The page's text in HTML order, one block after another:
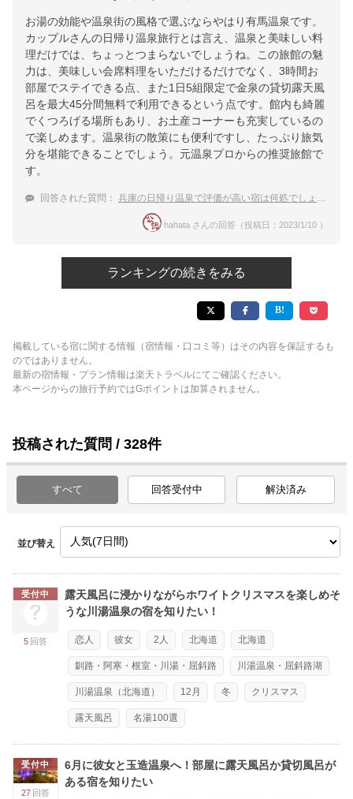
お湯の効能や温泉街の風格で選ぶならやはり有馬温泉です。
カップルさんの日帰り温泉旅行とは言え、温泉と美味しい料
理だけでは、ちょっとつまらないでしょうね。この旅館の魅
力は、美味しい会席料理をいただけるだけでなく、3時間お
部屋でステイできる点、また1日5組限定で金泉の貸切露天風
呂を最大45分間無料で利用できるという点です。館内も綺麗
でくつろげる場所もあり、お土産コーナーも充実しているの
で楽しめます。温泉街の散策にも便利ですし、たっぷり旅気
分を堪能できることでしょう。元温泉プロからの推奨旅館で
す。
回答された質問： 兵庫の日帰り温泉で評価が高い宿は何処でしょうか？
hahata さんの回答（投稿日：2023/1/10 ）
ランキングの続きをみる
掲載している宿に関する情報（宿情報・口コミ等）はその内容を保証するも
のではありません。
最新の宿情報・プラン情報は楽天トラベルにてご確認ください。
本ページからの旅行予約ではGポイントは加算されません。
投稿された質問 / 328件
すべて 回答受付中 解決済み
並び替え
受付中
5 回答
露天風呂に浸かりながらホワイトクリスマスを楽しめそ
うな川湯温泉の宿を知りたい！
恋人 彼女 2人 北海道 北海道
釧路・阿寒・根室・川湯・屈斜路 川湯温泉・屈斜路湖
川湯温泉（北海道） 12月 冬 クリスマス
露天風呂 名湯100選
受付中
27 回答
6月に彼女と玉造温泉へ！部屋に露天風呂か貸切風呂が
ある宿を知りたい